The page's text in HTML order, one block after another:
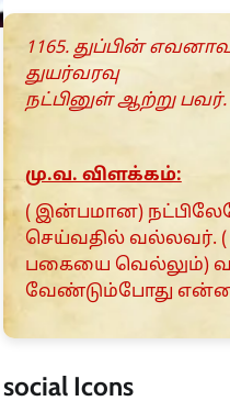
1165. துப்பின்
துயர்வரவு
நட்பினுள் ஆற்று பவர்.
மு.வ. விளக்கம்:
( இன்பமான)
செய்வதில் வல்லவர். (
பகையை வெல்லும்)
வேண்டும்போது
social Icons